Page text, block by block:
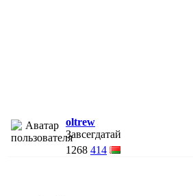
oltrew
Завсегдатай
1268 414